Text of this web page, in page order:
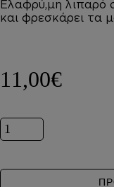
Ελαφρύ,μη λιπαρό
και φρεσκάρει τα
11,00€
Inspired by OUD